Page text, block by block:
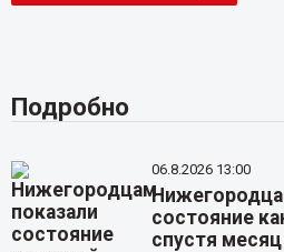
Подробно
06.8.2026 13:00
состояние
спустя